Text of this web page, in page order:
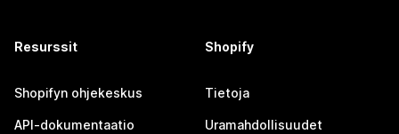
Resurssit
Shopifyn ohjekeskus
API-dokumentaatio
Shopify
Tietoja
Uramahdollisuudet